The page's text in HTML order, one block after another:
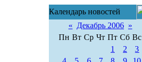
Календарь новостей
« Декабрь 2006 »
Пн Вт Ср Чт Пт Сб Вс
1
2
3